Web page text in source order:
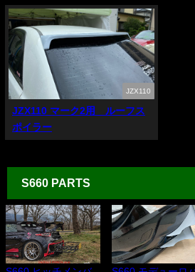
JZX110
JZX110 マーク2用 ルーフス
ポイラー
S660 PARTS